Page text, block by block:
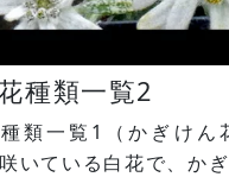
種類一覧2
類一覧1（かぎけん